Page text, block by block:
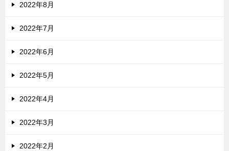
2022年8月
2022年7月
2022年6月
2022年5月
2022年4月
2022年3月
2022年2月